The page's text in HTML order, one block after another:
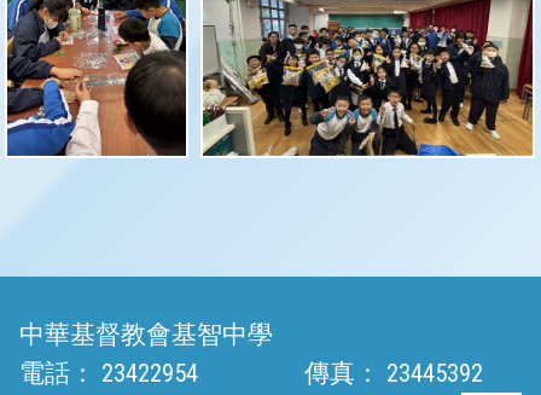
中華基督教會基智中學
電話：
23422954 傳真： 23445392